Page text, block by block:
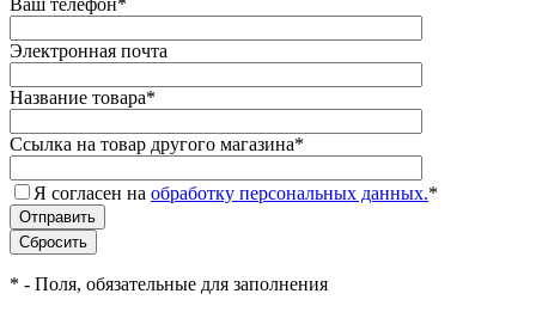
Электронная почта
Название товара*
Ссылка на товар другого магазина*
Я согласен на обработку персональных данных.*
* - Поля, обязательные для заполнения